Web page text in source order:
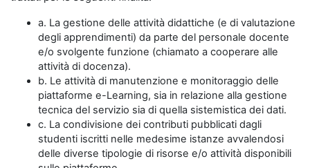
a. La gestione delle attività didattiche (e di valutazione
degli apprendimenti) da parte del personale docente
e/o svolgente funzione (chiamato a cooperare alle
attività di docenza).
b. Le attività di manutenzione e monitoraggio delle
piattaforme e-Learning, sia in relazione alla gestione
tecnica del servizio sia di quella sistemistica dei dati.
c. La condivisione dei contributi pubblicati dagli
studenti iscritti nelle medesime istanze avvalendosi
delle diverse tipologie di risorse e/o attività disponibili